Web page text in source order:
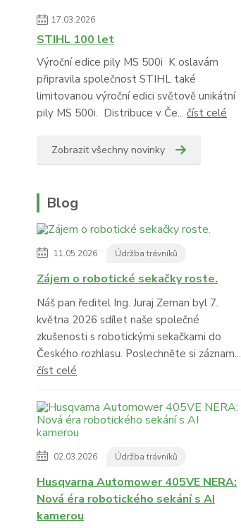
17.03.2026
STIHL 100 let
Výroční edice pily MS 500i K oslavám
připravila společnost STIHL také
limitovanou výroční edici světově unikátní
pily MS 500i. Distribuce v Če... číst celé
Zobrazit všechny novinky
Blog
11.05.2026 Údržba trávníků
Zájem o robotické sekačky roste.
Náš pan ředitel Ing. Juraj Zeman byl 7.
května 2026 sdílet naše společné
zkušenosti s robotickými sekačkami do
Českého rozhlasu. Poslechněte si záznam...
číst celé
02.03.2026 Údržba trávníků
Husqvarna Automower 405VE NERA:
Nová éra robotického sekání s AI
kamerou